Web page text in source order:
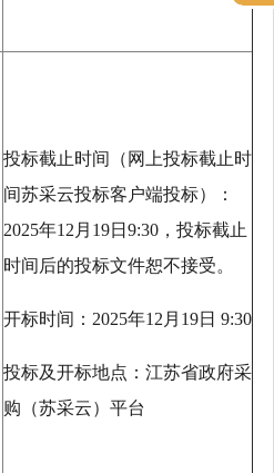
投标截止时间（网上投标截止时
间苏采云投标客户端投标）
：
2025年12 月 19日 9:30，投标截止
时间后的投标文件恕不接受。
开标时间： 2025年12 月 19日 9:30
投标及开标地点： 江苏省政府采
购（苏采云）平台